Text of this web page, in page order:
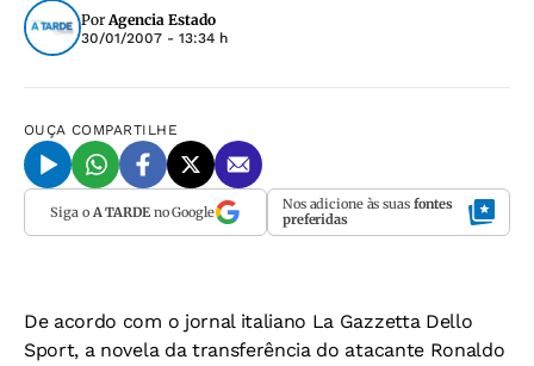
PorAgencia Estado
30/01/2007 - 13:34 h
OUÇA COMPARTILHE
Siga o A TARDEno Google Nos adicione às suas fontes
preferidas
De acordo com o jornal italiano La Gazzetta Dello
Sport, a novela da transferência do atacante Ronaldo